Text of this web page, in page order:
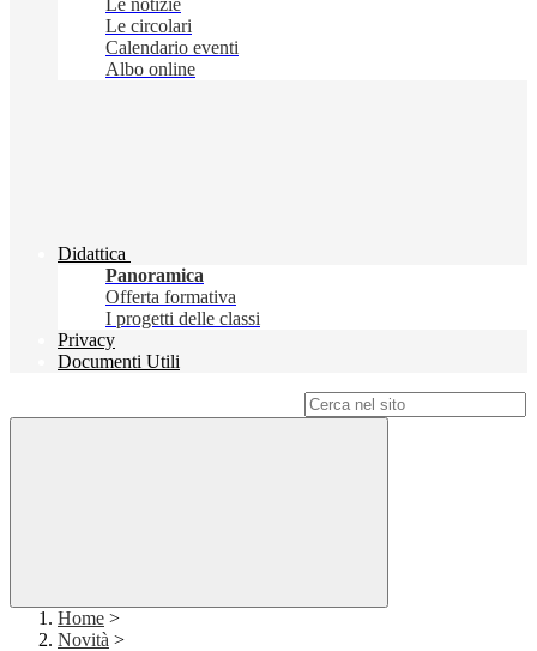
Le notizie
Le circolari
Calendario eventi
Albo online
Didattica
Panoramica
Offerta formativa
I progetti delle classi
Privacy
Documenti Utili
Home >
Novità >